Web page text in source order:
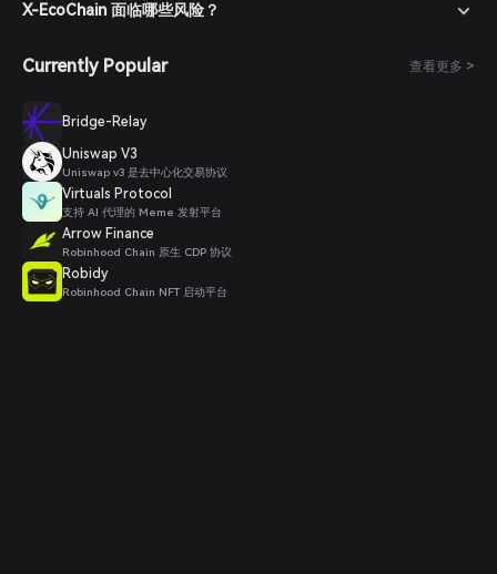
X-EcoChain 面临哪些风险？
Currently Popular 查看更多 >
Bridge-Relay
Uniswap V3
Uniswap v3 是去中心化交易协议
Virtuals Protocol
支持 AI 代理的 Meme 发射平台
Arrow Finance
Robinhood Chain 原生 CDP 协议
Robidy
Robinhood Chain NFT 启动平台